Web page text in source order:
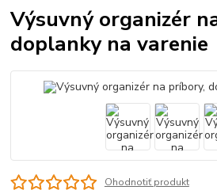
Výsuvný organizér
doplanky na varenie
Ohodnotiť produkt